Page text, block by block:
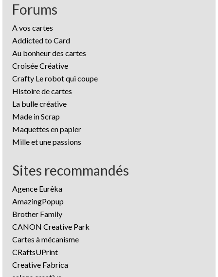
Forums
A vos cartes
Addicted to Card
Au bonheur des cartes
Croisée Créative
Crafty Le robot qui coupe
Histoire de cartes
La bulle créative
Made in Scrap
Maquettes en papier
Mille et une passions
Sites recommandés
Agence Eurêka
AmazingPopup
Brother Family
CANON Creative Park
Cartes à mécanisme
CRaftsUPrint
Creative Fabrica